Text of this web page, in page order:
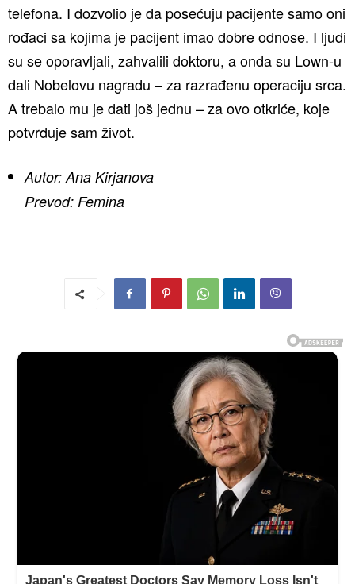
telefona. I dozvolio je da posećuju pacijente samo oni
rođaci sa kojima je pacijent imao dobre odnose. I ljudi
su se oporavljali, zahvalili doktoru, a onda su Lown-u
dali Nobelovu nagradu – za razrađenu operaciju srca.
A trebalo mu je dati još jednu – za ovo otkriće, koje
potvrđuje sam život.
Autor: Ana Kirjanova
Prevod: Femina